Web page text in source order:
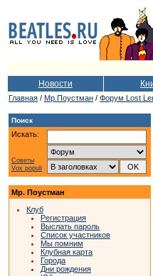
Новости
Главная / Мр.Поустман / Форум Lost
Поиск
Искать:
Советы
Vox populi
Мр. Поустман
Клуб
Регистрация
Выслать пароль
Список участников
Мы помним
Клубная карта
Города
Дни рождения